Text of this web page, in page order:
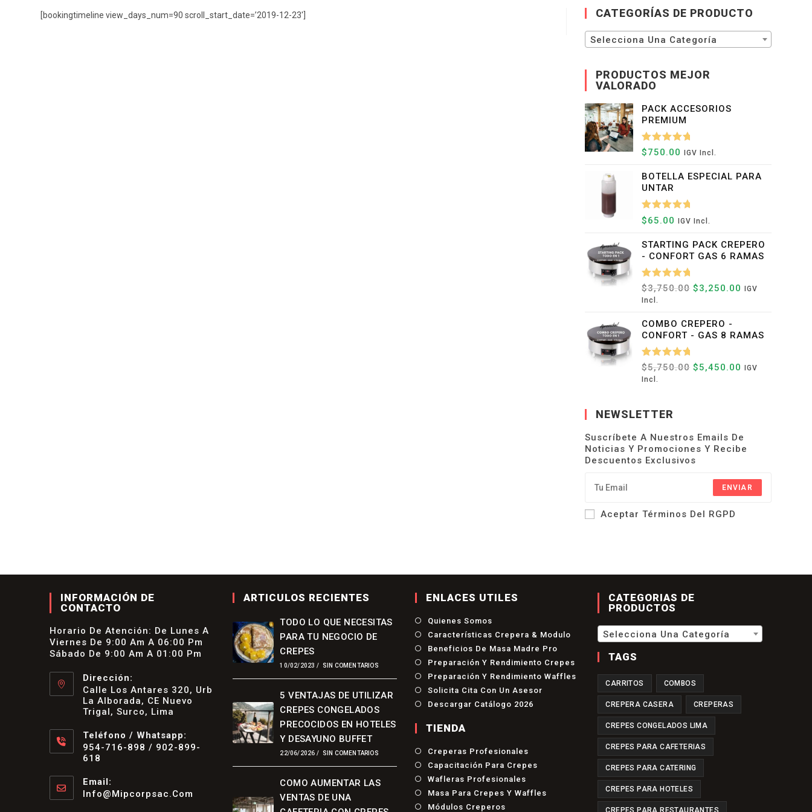
[bookingtimeline view_days_num=90 scroll_start_date=’2019-12-23′] CATEGORÍAS DE PRODUCTO
Selecciona Una Categoría
PRODUCTOS MEJOR
VALORADO
PACK ACCESORIOS
PREMIUM
Valorado
De 5
$750.00 IGV Incl.
BOTELLA ESPECIAL PARA
UNTAR
Valorado
De 5
$65.00 IGV Incl.
STARTING PACK CREPERO
- CONFORT GAS 6 RAMAS
Valorado
Con
$3,750.00 El
Era:
$3,750.00.
$3,250.00 El
$3,250.00.
IGV
Incl.
COMBO CREPERO -
CONFORT - GAS 8 RAMAS
Valorado
Con
$5,750.00 El
$5,450.00 ElIGV
Incl.
NEWSLETTER
Suscríbete A Nuestros Emails De
Noticias Y Promociones Y Recibe
Descuentos Exclusivos
ENVIAR
Aceptar Términos Del RGPD
INFORMACIÓN DE
CONTACTO
Horario De Atención: De Lunes A
Viernes De 9:00 Am A 06:00 Pm
Sábado De 9:00 Am A 01:00 Pm
Dirección:
Calle Los Antares 320, Urb
La Alborada, CE Nuevo
Trigal, Surco, Lima
Teléfono / Whatsapp:
954-716-898 / 902-899-
618
Abre
En
Email:
Info@mipcorpsac.com
ARTICULOS RECIENTES
TODO LO QUE NECESITAS
PARA TU NEGOCIO DE
CREPES
10/02/2023 / SIN COMENTARIOS
5 VENTAJAS DE UTILIZAR
CREPES CONGELADOS
PRECOCIDOS EN HOTELES
Y DESAYUNO BUFFET
22/06/2026 / SIN COMENTARIOS
COMO AUMENTAR LAS
VENTAS DE UNA
ENLACES UTILES
Quienes Somos
Características Crepera & Modulo
Beneficios De Masa Madre Pro
Preparación Y Rendimiento Crepes
Preparación Y Rendimiento Waffles
Solicita Cita Con Un Asesor
Descargar Catálogo 2026
TIENDA
Creperas ProfesionalesSe
Nueva
Capacitación Para CrepesSe
Una
Wafleras ProfesionalesSe
Abre
Masa Para Crepes Y WafflesSe
Módulos CreperosSe
CATEGORIAS DE
PRODUCTOS
Selecciona Una Categoría
TAGS
CARRITOS COMBOS
CREPERA CASERA CREPERAS
CREPES CONGELADOS LIMA
CREPES PARA CAFETERIAS
CREPES PARA CATERING
CREPES PARA HOTELES
CREPES PARA RESTAURANTES